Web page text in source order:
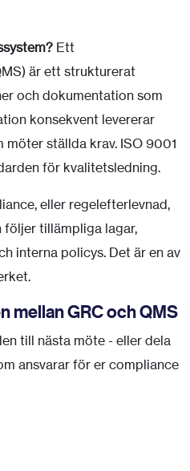
Ett
är ett strukturerat
och dokumentation som
konsekvent levererar
ställda krav. ISO 9001
för kvalitetsledning.
eller regelefterlevnad,
följer tillämpliga lagar,
interna policys. Det är en av
mellan GRC och QMS
till nästa möte - eller dela
ansvarar för er compliance